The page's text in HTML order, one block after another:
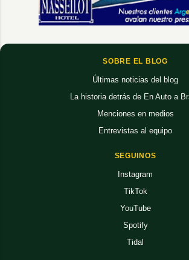
SOBRE EL BLOG
Últimas noticias del blog
La historia detrás de En Auto a
Menciones en medios
Entrevistas al equipo
SEGUINOS
Instagram
TikTok
YouTube
Spotify
Tidal